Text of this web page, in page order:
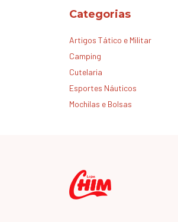
Categorias
Artigos Tático e Militar
Camping
Cutelaria
Esportes Náuticos
Mochilas e Bolsas